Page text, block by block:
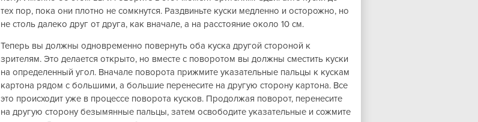
тех пор, пока они плотно не сомкнутся. Раздвиньте куски медленно и осторожно, но
не столь далеко друг от друга, как вначале, а на расстояние около 10 см.
Теперь вы должны одновременно повернуть оба куска другой стороной к
зрителям. Это делается открыто, но вместе с поворотом вы должны сместить куски
на определенный угол. Вначале поворота прижмите указательные пальцы к кускам
картона рядом с большими, а большие перенесите на другую сторону картона. Все
это происходит уже в процессе поворота кусков. Продолжая поворот, перенесите
на другую сторону безымянные пальцы, затем освободите указательные и сожмите